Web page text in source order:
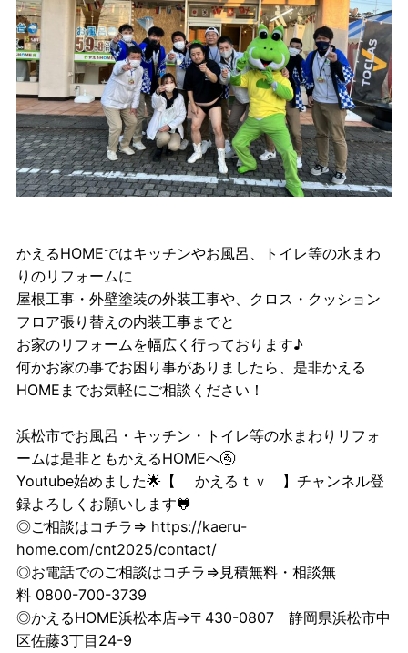
かえるHOMEではキッチンやお風呂、トイレ等の水まわ
りのリフォームに
屋根工事・外壁塗装の外装工事や、クロス・クッション
フロア張り替えの内装工事までと
お家のリフォームを幅広く行っております♪
何かお家の事でお困り事がありましたら、是非かえる
HOMEまでお気軽にご相談ください！
浜松市でお風呂・キッチン・トイレ等の水まわりリフォ
ームは是非ともかえるHOMEへ🚰
Youtube始めました🌟【
かえるｔｖ
】チャンネル登
録よろしくお願いします🐸
◎ご相談はコチラ⇒ https://kaeru-
home.com/cnt2025/contact/
◎お電話でのご相談はコチラ⇒見積無料・相談無
料 0800-700-3739
◎かえるHOME浜松本店⇒〒430-0807 静岡県浜松市中
区佐藤3丁目24-9